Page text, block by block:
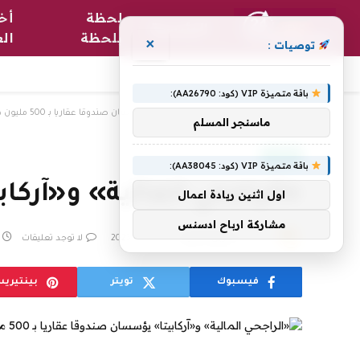
لحظة
بلحظة
«الراجحي المالية» و«آركابيتا» يؤسسان صندوقا عقاريا بـ 500 مليون دولار
«الراجحي المالية»
بواسطة فريق التحرير 14 فبراير، 2023 لا توجد تعليقات
فيسبوك تويتر
توصيات : ×
باقة متميزة VIP (كود: AA26790):
ماسنجر المسلم
باقة متميزة VIP (كود: AA38045):
اول اثنين ريادة اعمال
مشاركة ارباح ادسنس